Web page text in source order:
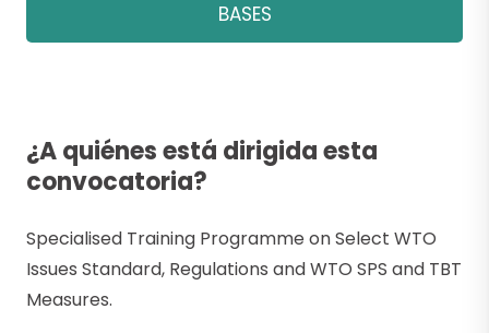
BASES
¿A quiénes está dirigida esta
convocatoria?
Specialised Training Programme on Select WTO
Issues Standard, Regulations and WTO SPS and TBT
Measures.